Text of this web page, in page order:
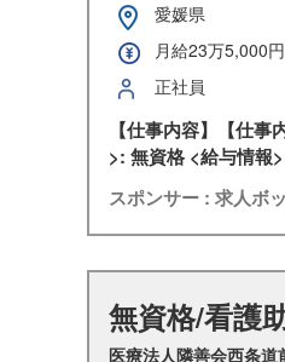
愛媛県
月給23万5,000
正社員
【仕事内容】【仕
>: 無資格 <給与情報
スポンサー : 求人ボ
無資格/看護
医療法人隣善会西条道